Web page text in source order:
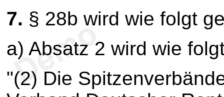
7. § 28b wird wie folgt
a) Absatz 2 wird wie
"(2) Die